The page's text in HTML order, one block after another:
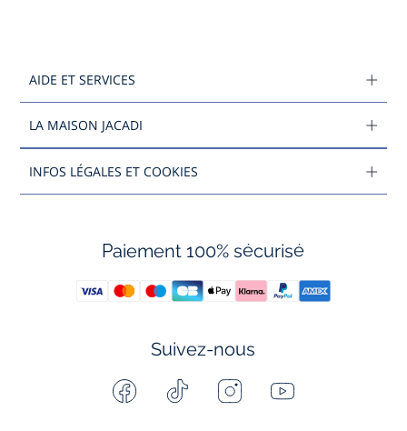
AIDE ET SERVICES
LA MAISON JACADI
INFOS LÉGALES ET COOKIES
Paiement 100% sécurisé
Suivez-nous
Facebook Tiktok InstagramYoutube